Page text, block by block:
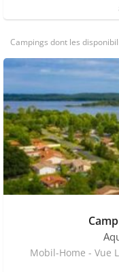
Campings dont les
Mobil-Home - Vue